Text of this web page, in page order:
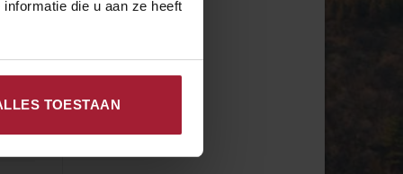
die u aan ze heeft
TOESTAAN